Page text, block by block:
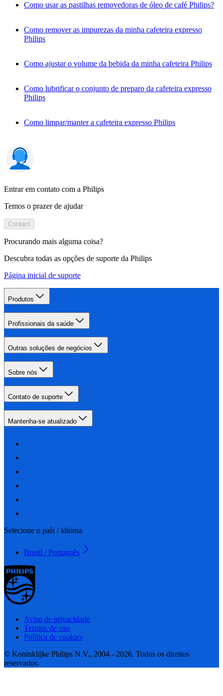
Como usar as pastilhas removedoras de óleo de café Philips?
Como remover as impurezas da minha cafeteira expresso
Philips
Como ajustar o volume da bebida da minha cafeteira Philips
Como lubrificar o conjunto de preparo da cafeteira expresso
Philips
Como limpar/manter a cafeteira expresso Philips
Entrar em contato com a Philips
Temos o prazer de ajudar
Contact
Procurando mais alguma coisa?
Descubra todas as opções de suporte da Philips
Página inicial de suporte
Produtos
Profissionais da saúde
Outras soluções de negócios
Sobre nós
Contato de suporte
Mantenha-se atualizado
Selecione o país / idioma
Brasil / Português
Aviso de privacidade
Termos de uso
Política de cookies
© Koninklijke Philips N.V., 2004 - 2026. Todos os direitos
reservados.